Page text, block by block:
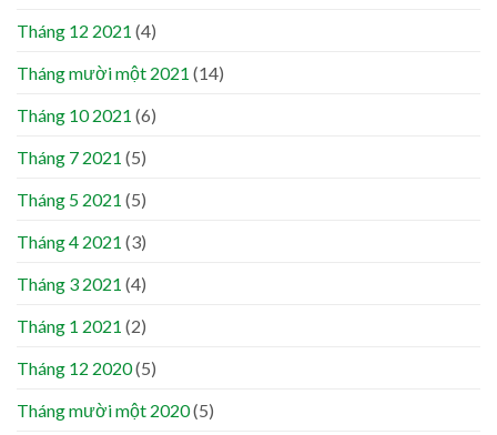
Tháng 12 2021 (4)
Tháng mười một 2021 (14)
Tháng 10 2021 (6)
Tháng 7 2021 (5)
Tháng 5 2021 (5)
Tháng 4 2021 (3)
Tháng 3 2021 (4)
Tháng 1 2021 (2)
Tháng 12 2020(5)
Tháng mười một 2020(5)